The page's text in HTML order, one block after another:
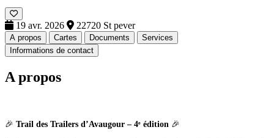
19 avr. 2026 22720 St pever
A propos Cartes Documents
Services
Informations de contact
A propos
🎉 Trail des Trailers d’Avaugour – 4ᵉ édition 🎉